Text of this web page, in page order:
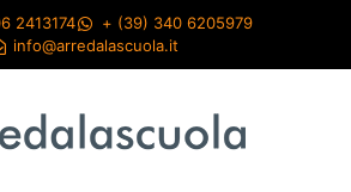
2413174
+ (39) 340 6205979
info@arredalascuola.it